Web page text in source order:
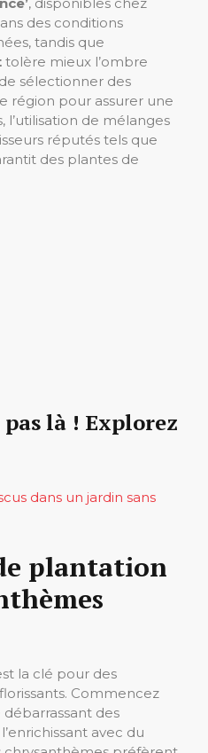
des conditions
tandis que
tolère mieux l’ombre
sélectionner des
région pour assurer une
l’utilisation de mélanges
réputés tels que
des plantes de
là ! Explorez
dans un jardin sans
plantation
la clé pour des
Commencez
des
avec du